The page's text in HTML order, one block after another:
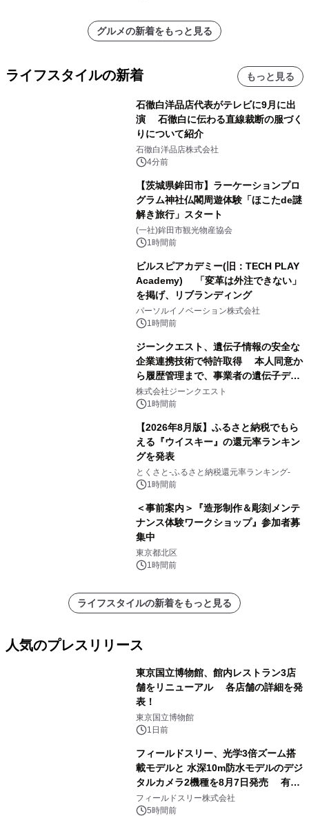
グルメの新着をもっと見る
ライフスタイルの新着 もっと見る
石徹白洋品店代表がテレビに9月に出
演 石徹白に伝わる直線裁断の服づく
りについて紹介
石徹白洋品店株式会社
4分前
【茨城県鉾田市】ラーケーションプロ
グラム神社仏閣周遊体験「ほこたde謎
解き旅行」スタート
(一社)鉾田市観光物産協会
1時間前
ビルスピアカデミー(旧：TECH PLAY
Academy) 「変革は外注できない」
を掲げ、リブランディング
パーソルイノベーション株式会社
1時間前
ジーンクエスト、遺伝子情報の安全な
企業連携技術で特許取得 本人同意か
ら履歴管理まで、事業者の遺伝子デー
タ活用を支援
株式会社ジーンクエスト
1時間前
【2026年8月版】ふるさと納税でもら
える『ウイスキー』の還元率ランキン
グを発表
とくさと-ふるさと納税還元率ランキング-
1時間前
＜事前案内＞『造形制作＆彫刻メンテ
ナンス体験ワークショップ』参加者募
集中
東京都北区
1時間前
ライフスタイルの新着をもっと見る
人気のプレスリリース
東京国立博物館、館内レストラン3店
舗をリニューアル 各店舗の詳細を発
表！
東京国立博物館
1日前
フィールドスリー、光学3倍ズーム搭
載モデルと 水深10m防水モデルのデジ
タルカメラ2機種を8月7日発売 有効
約1300万画素、用途別に選べるコンデ
ジ新登場
フィールドスリー株式会社
5時間前